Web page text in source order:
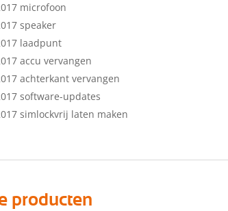
microfoon
speaker
laadpunt
accu vervangen
achterkant vervangen
software-updates
simlockvrij laten maken
producten